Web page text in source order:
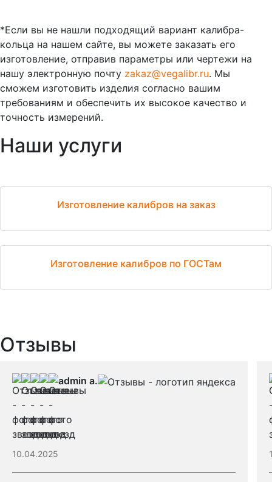
*Если вы не нашли подходящий вариант калибра-
кольца на нашем сайте, вы можете заказать его
изготовление, отправив параметры или чертежи на
нашу электронную почту zakaz@vegalibr.ru. Мы
сможем изготовить изделия согласно вашим
требованиям и обеспечить их высокое качество и
точность измерений.
Наши услуги
Изготовление калибров на заказ
Изготовление калибров по ГОСТам
Отзывы
10.04.2025
admin a.